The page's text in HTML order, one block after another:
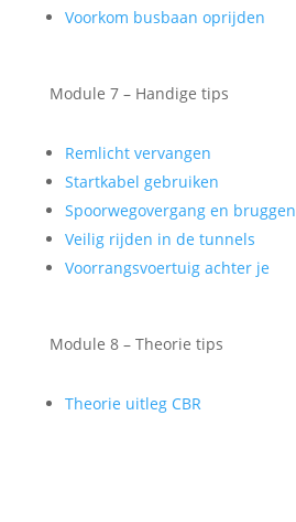
Voorkom busbaan oprijden
Module 7 – Handige tips
Remlicht vervangen
Startkabel gebruiken
Spoorwegovergang en bruggen
Veilig rijden in de tunnels
Voorrangsvoertuig achter je
Module 8 – Theorie tips
Theorie uitleg CBR